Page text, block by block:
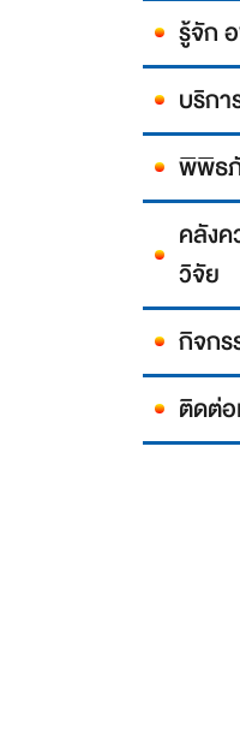
รู้จัก
บริกา
พิพิธ
คลังค
วิจัย
กิจกร
ติดต่อ